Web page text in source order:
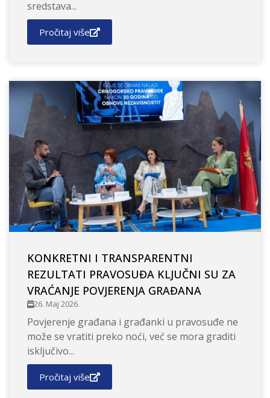
sredstava...
Pročitaj više
KONKRETNI I TRANSPARENTNI
REZULTATI PRAVOSUĐA KLJUČNI SU ZA
VRAĆANJE POVJERENJA GRAĐANA
26. Maj 2026.
Povjerenje građana i građanki u pravosuđe ne
može se vratiti preko noći, već se mora graditi
isključivo...
Pročitaj više